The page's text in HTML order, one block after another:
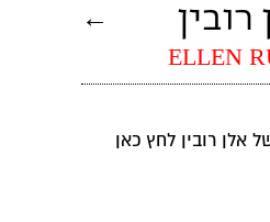
רובין
ELLEN
←
אלן רובין לחץ כאן